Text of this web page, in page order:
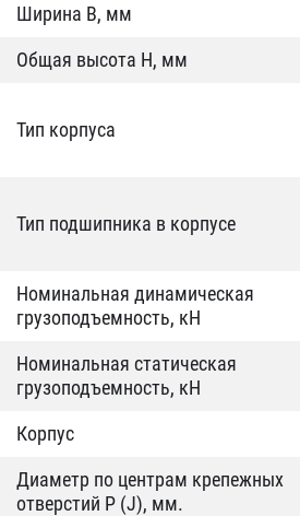
Ширина B, мм
Общая высота H, мм
Тип корпуса
Тип подшипника в корпусе
Номинальная динамическая
грузоподъемность, кН
Номинальная статическая
грузоподъемность, кН
Корпус
Диаметр по центрам крепежных
отверстий P (J), мм.